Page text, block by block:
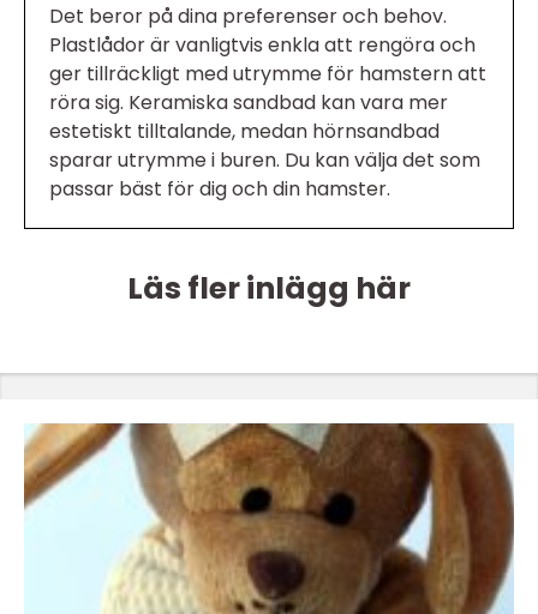
Det beror på dina preferenser och behov.
Plastlådor är vanligtvis enkla att rengöra och
ger tillräckligt med utrymme för hamstern att
röra sig. Keramiska sandbad kan vara mer
estetiskt tilltalande, medan hörnsandbad
sparar utrymme i buren. Du kan välja det som
passar bäst för dig och din hamster.
Läs fler inlägg här